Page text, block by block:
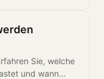
Sie, welche
und wann